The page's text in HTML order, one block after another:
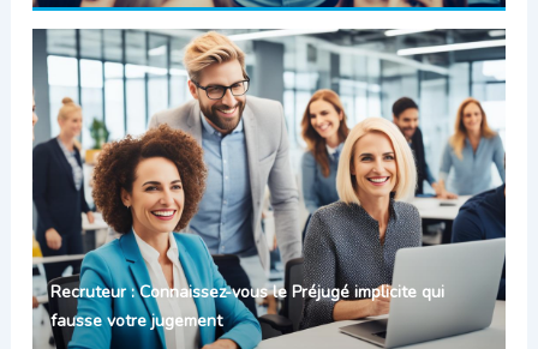
Recruteur : Connaissez-vous le Préjugé implicite qui
fausse votre jugement